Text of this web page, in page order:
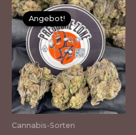
Angebot!
Angebot!
Cannabis-Sorten
auf.